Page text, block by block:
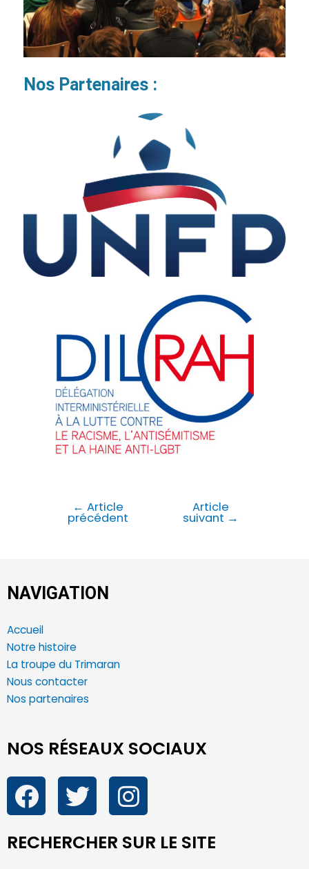
Nos Partenaires :
← Article
précédent
Article
suivant →
NAVIGATION
Accueil
Notre histoire
La troupe du Trimaran
Nous contacter
Nos partenaires
NOS RÉSEAUX SOCIAUX
RECHERCHER SUR LE SITE